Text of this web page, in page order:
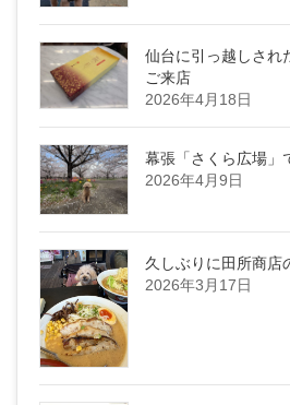
仙台に引っ越しされ
ご来店
2026年4月18日
幕張「さくら広場」
2026年4月9日
久しぶりに田所商店
2026年3月17日